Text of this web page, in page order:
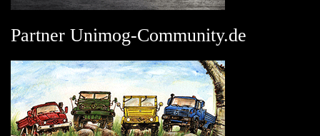
Partner Unimog-Community.de